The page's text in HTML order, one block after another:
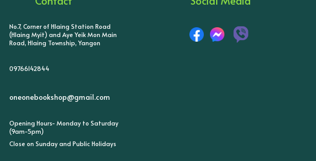
No.7, Corner of Hlaing Station Road
(Hlaing Myit) and Aye Yeik Mon Main
Road, Hlaing Township, Yangon
09766142844
oneonebookshop@gmail.com
Opening Hours- Monday to Saturday
(9am-5pm)
Close on Sunday and Public Holidays